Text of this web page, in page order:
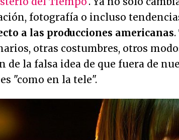
fotografía o incluso
a las producciones americanas
otras costumbres, otros
de la falsa idea de que fuera de
"como en la tele".